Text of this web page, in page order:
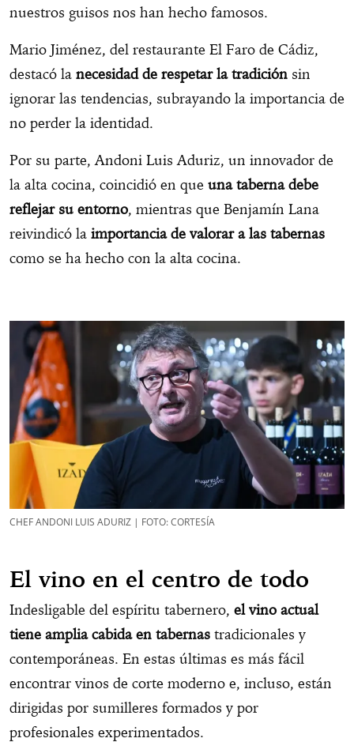
nuestros guisos nos han hecho famosos.
Mario Jiménez, del restaurante El Faro de Cádiz,
destacó la necesidad de respetar la tradición sin
ignorar las tendencias, subrayando la importancia de
no perder la identidad.
Por su parte, Andoni Luis Aduriz, un innovador de
la alta cocina, coincidió en que una taberna debe
reflejar su entorno, mientras que Benjamín Lana
reivindicó la importancia de valorar a las tabernas
como se ha hecho con la alta cocina.
CHEF ANDONI LUIS ADURIZ | FOTO: CORTESÍA
El vino en el centro de todo
Indesligable del espíritu tabernero, el vino actual
tiene amplia cabida en tabernas tradicionales y
contemporáneas. En estas últimas es más fácil
encontrar vinos de corte moderno e, incluso, están
dirigidas por sumilleres formados y por
profesionales experimentados.